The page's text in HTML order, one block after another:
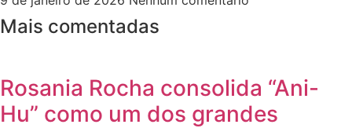
Mais comentadas
Rosania Rocha consolida “Ani-
Hu” como um dos grandes